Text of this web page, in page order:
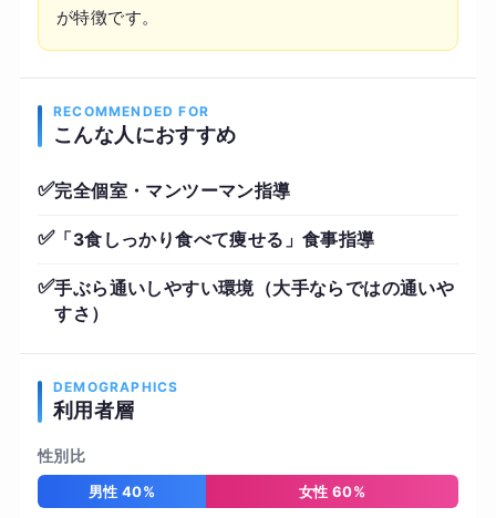
が特徴です。
RECOMMENDED FOR
こんな人におすすめ
✅完全個室・マンツーマン指導
✅「3食しっかり食べて痩せる」食事指導
✅手ぶら通いしやすい環境（大手ならではの通いや
すさ）
DEMOGRAPHICS
利用者層
性別比
男性 40% 女性 60%